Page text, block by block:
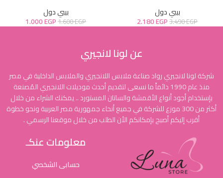
بيبي دول
3.490EGP
2.180EGP
بيبي دول
1.600EGP
1.000EGP
عن لونا لانجيري
شركة لونا لانجيري رواد صناعة ملابس اللانجيري والملابس الداخلية في مصر
منذ عام 1990 دائماً ما نسعى لتقديم أحدث موديلات اللانجيري المُصنعة
بإستخدام أجود أنواع الأقمشة والساتان المستورد .. يمكنك الشراء من خلال
أكثر من 300 موزع للشركة في جميع أنحاء جمهورية مصر العربية ونحو خطوة
أقرب إليكم أصبح بإمكانكم الأن الطلب من خلال موقعنا الرسمي .
معلومات عنكـ
حسابى الشخصي